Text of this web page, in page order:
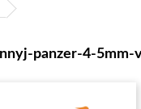
panzer-4-5mm-